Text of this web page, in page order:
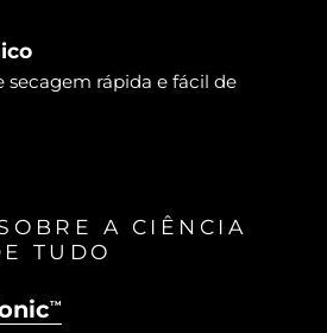
secagem rápida e fácil de
A CIÊNCIA
TUDO
TM